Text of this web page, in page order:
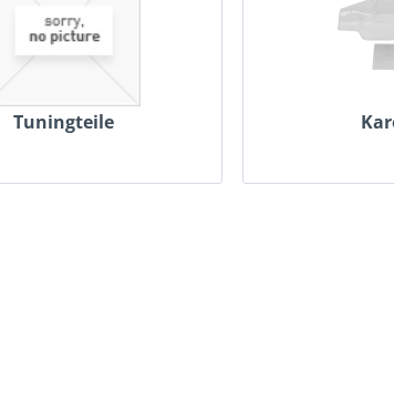
Tuningteile